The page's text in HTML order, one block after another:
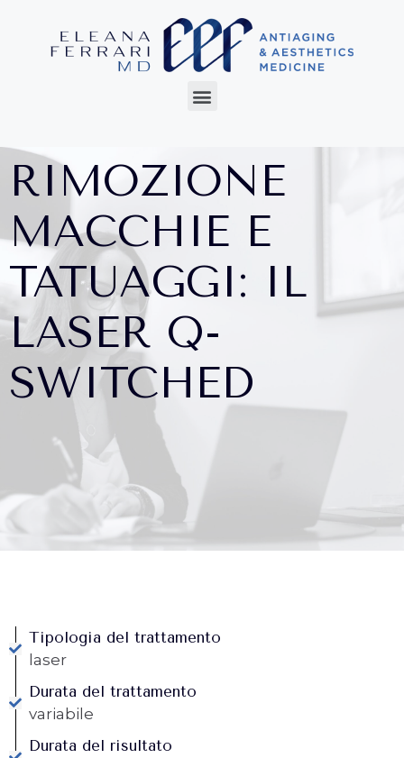
RIMOZIONE
MACCHIE E
TATUAGGI: IL
LASER Q-
SWITCHED
Tipologia del trattamento
laser
Durata del trattamento
variabile
Durata del risultato